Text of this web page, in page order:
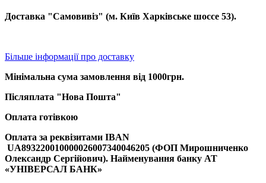
Доставка "Самовивіз" (м. Київ Харківське шоссе 53).
Більше інформації про доставку
Мінімальна сума замовлення від 1000грн.
Післяплата "Нова Пошта"
Оплата готівкою
Оплата за реквізитами IBAN
UA893220010000026007340046205 (ФОП Мирошниченко
Олександр Сергійович). Найменування банку АТ
«УНІВЕРСАЛ БАНК»